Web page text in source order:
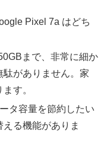
Pixel 7a はどち
まで、非常に細か
駄がありません。家
す。
タ容量を節約したい
る機能がありま